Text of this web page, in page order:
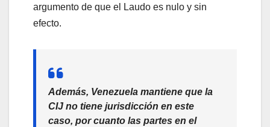
argumento de que el Laudo es nulo y sin
efecto.
Además, Venezuela mantiene que la
CIJ no tiene jurisdicción en este
caso, por cuanto las partes en el